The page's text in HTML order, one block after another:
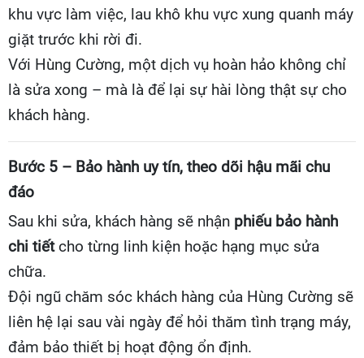
khu vực làm việc, lau khô khu vực xung quanh máy
giặt trước khi rời đi.
Với Hùng Cường, một dịch vụ hoàn hảo không chỉ
là sửa xong – mà là để lại sự hài lòng thật sự cho
khách hàng.
Bước 5 – Bảo hành uy tín, theo dõi hậu mãi chu
đáo
Sau khi sửa, khách hàng sẽ nhận phiếu bảo hành
chi tiếtcho từng linh kiện hoặc hạng mục sửa
chữa.
Đội ngũ chăm sóc khách hàng của Hùng Cường sẽ
liên hệ lại sau vài ngày để hỏi thăm tình trạng máy,
đảm bảo thiết bị hoạt động ổn định.